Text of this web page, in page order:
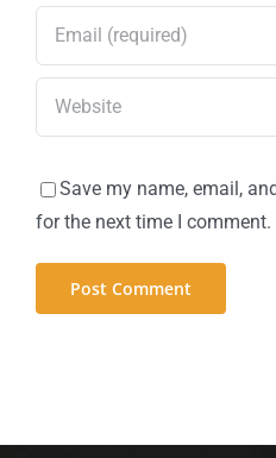
Save my name, email,
for the next time I comment.